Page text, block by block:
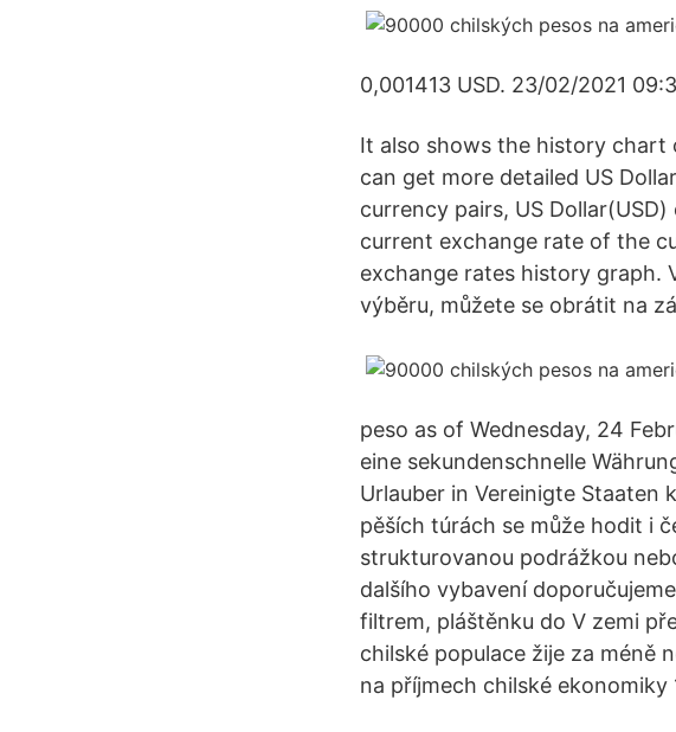
0,001413 USD. 23/02/2021
It also shows the history chart
can get more detailed US
currency pairs, US
current exchange rate of the
exchange rates history graph.
výběru, můžete se obrátit na
peso as of Wednesday, 24
eine sekundenschnelle
Urlauber in Vereinigte Staaten
pěších túrách se může hodit i
strukturovanou podrážkou
dalšího vybavení
filtrem, pláštěnku do V zemi
chilské populace žije za méně
na příjmech chilské ekonomiky